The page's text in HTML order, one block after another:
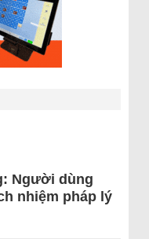
Người dùng
nhiệm pháp lý